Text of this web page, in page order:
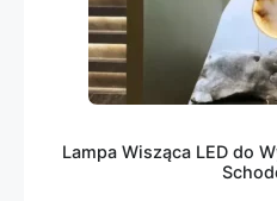
Lampa Wisząca LED do